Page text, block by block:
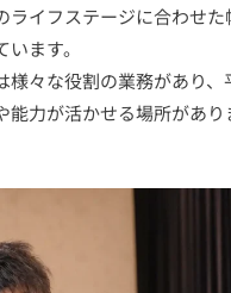
ライフステージに合わせ
ます。
様々な役割の業務があり、
能力が活かせる場所があり